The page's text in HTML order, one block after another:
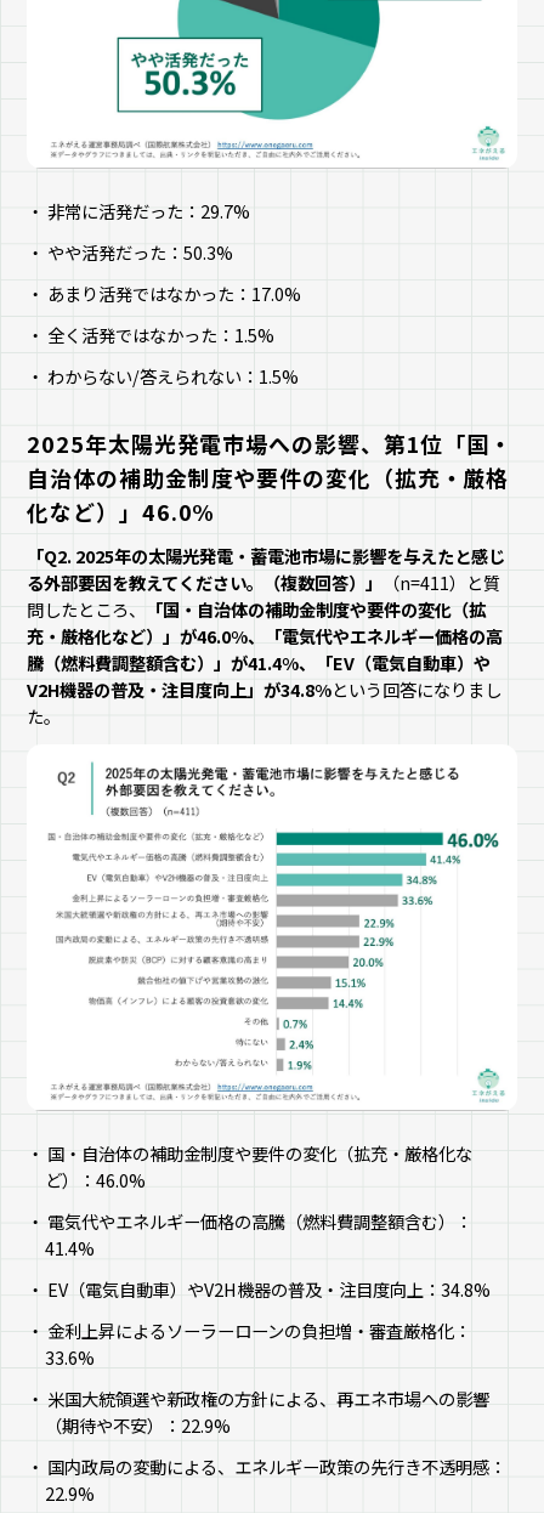
非常に活発だった：29.7%
やや活発だった：50.3%
あまり活発ではなかった：17.0%
全く活発ではなかった：1.5%
わからない/答えられない：1.5%
2025年太陽光発電市場への影響、第1位「国・
自治体の補助金制度や要件の変化（拡充・厳格
化など）」46.0%
「Q2. 2025年の太陽光発電・蓄電池市場に影響を与えたと感じ
る外部要因を教えてください。（複数回答）」
（n=411）と質
問したところ、
「国・自治体の補助金制度や要件の変化（拡
充・厳格化など）」が46.0%、「電気代やエネルギー価格の高
騰（燃料費調整額含む）」が41.4%、「EV（電気自動車）や
V2H機器の普及・注目度向上」が34.8%という回答になりまし
た。
国・自治体の補助金制度や要件の変化（拡充・厳格化な
ど）：46.0%
電気代やエネルギー価格の高騰（燃料費調整額含む）：
41.4%
EV（電気自動車）やV2H機器の普及・注目度向上：34.8%
金利上昇によるソーラーローンの負担増・審査厳格化：
33.6%
米国大統領選や新政権の方針による、再エネ市場への影響
（期待や不安）：22.9%
国内政局の変動による、エネルギー政策の先行き不透明感：
22.9%